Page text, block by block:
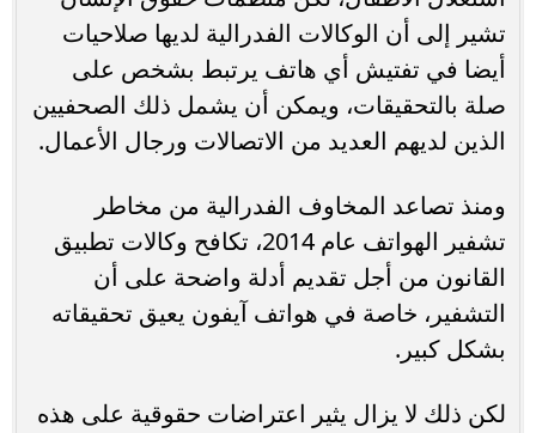
تشير إلى أن الوكالات الفدرالية لديها صلاحيات
أيضا في تفتيش أي هاتف يرتبط بشخص على
صلة بالتحقيقات، ويمكن أن يشمل ذلك الصحفيين
الذين لديهم العديد من الاتصالات ورجال الأعمال.
ومنذ تصاعد المخاوف الفدرالية من مخاطر
تشفير الهواتف عام 2014، تكافح وكالات تطبيق
القانون من أجل تقديم أدلة واضحة على أن
التشفير، خاصة في هواتف آيفون يعيق تحقيقاته
بشكل كبير.
لكن ذلك لا يزال يثير اعتراضات حقوقية على هذه